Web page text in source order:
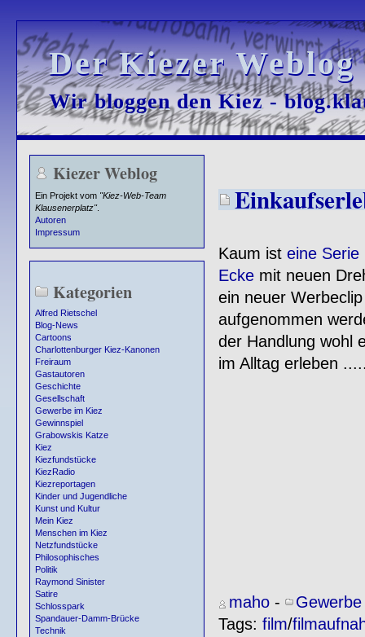
Der Kiezer
Der Kiezer
Wir bloggen den Kiez -
Wir bloggen den Kiez -
Kiezer Weblog
Ein Projekt vom "Kiez-Web-Team
Klausenerplatz".
Autoren
Impressum
Kategorien
Alfred Rietschel
Blog-News
Cartoons
Charlottenburger Kiez-Kanonen
Freiraum
Gastautoren
Geschichte
Gesellschaft
Gewerbe im Kiez
Gewinnspiel
Grabowskis Katze
Kiez
Kiezfundstücke
KiezRadio
Kiezreportagen
Kinder und Jugendliche
Kunst und Kultur
Mein Kiez
Menschen im Kiez
Netzfundstücke
Philosophisches
Politik
Raymond Sinister
Satire
Schlosspark
Spandauer-Damm-Brücke
Technik
Kaum ist eine Serie
Eckemit neuen
ein neuer
aufgenommen
der Handlung wohl
im Alltag erleben
maho-
Tags: film/